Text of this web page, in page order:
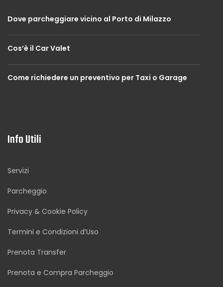
Dove parcheggiare vicino al Porto di Milazzo
Cos’è il Car Valet
Come richiedere un preventivo per Taxi o Garage
Info Utili
Servizi
Parcheggio
Privacy & Cookie Policy
Termini e Condizioni d’Uso
Prenota Transfer
Prenota e Compra Parcheggio